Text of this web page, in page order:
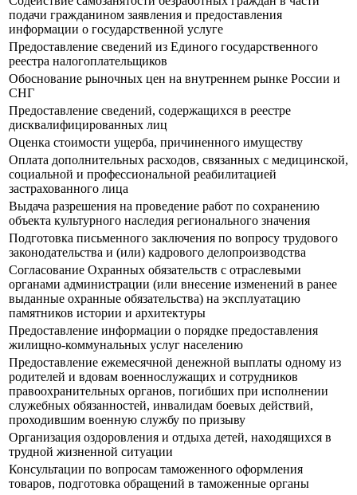
подачи гражданином заявления и предоставления
информации о государственной услуге
Предоставление сведений из Единого государственного
реестра налогоплательщиков
Обоснование рыночных цен на внутреннем рынке России и
СНГ
Предоставление сведений, содержащихся в реестре
дисквалифицированных лиц
Оценка стоимости ущерба, причиненного имуществу
Оплата дополнительных расходов, связанных с медицинской,
социальной и профессиональной реабилитацией
застрахованного лица
Выдача разрешения на проведение работ по сохранению
объекта культурного наследия регионального значения
Подготовка письменного заключения по вопросу трудового
законодательства и (или) кадрового делопроизводства
Согласование Охранных обязательств с отраслевыми
органами администрации (или внесение изменений в ранее
выданные охранные обязательства) на эксплуатацию
памятников истории и архитектуры
Предоставление информации о порядке предоставления
жилищно-коммунальных услуг населению
Предоставление ежемесячной денежной выплаты одному из
родителей и вдовам военнослужащих и сотрудников
правоохранительных органов, погибших при исполнении
служебных обязанностей, инвалидам боевых действий,
проходившим военную службу по призыву
Организация оздоровления и отдыха детей, находящихся в
трудной жизненной ситуации
Консультации по вопросам таможенного оформления
товаров, подготовка обращений в таможенные органы